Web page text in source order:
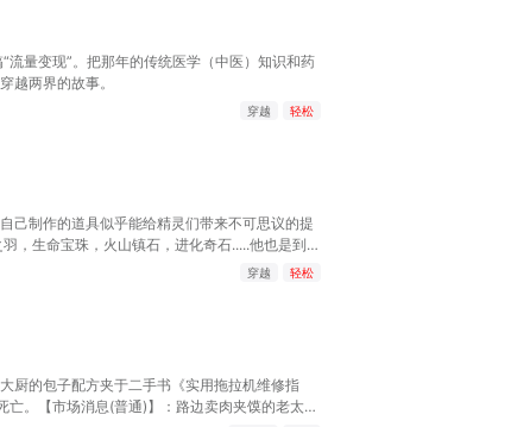
量变现”。把那年的传统医学（中医）知识和药
越两界的故事。
穿越 轻松
己制作的道具似乎能给精灵们带来不可思议的提
，生命宝珠，火山镇石，进化奇石.....他也是到处
出来，他被称为不可思议的工匠大师。而一路上
穿越 轻松
厨的包子配方夹于二手书《实用拖拉机维修指
。【市场消息(普通)】：路边卖肉夹馍的老太，